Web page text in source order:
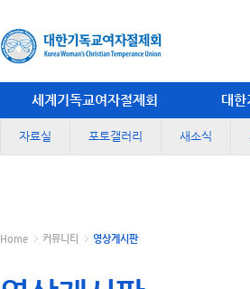
세계기독교여자절제회 대한
자료실 포토갤러리 새소식
Home 커뮤니티 영상게시판